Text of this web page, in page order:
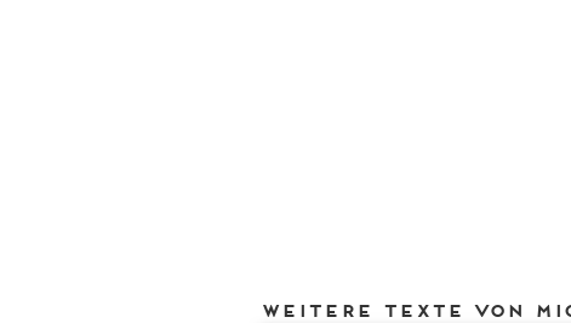
Weitere Texte von